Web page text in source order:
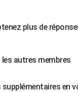
plus de
autres membres
en